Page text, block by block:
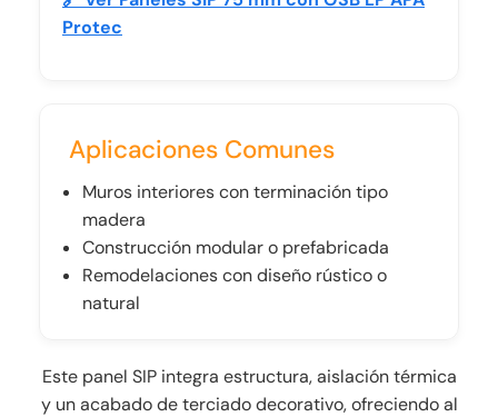
Protec
Aplicaciones Comunes
Muros interiores con terminación tipo
madera
Construcción modular o prefabricada
Remodelaciones con diseño rústico o
natural
Este panel SIP integra estructura, aislación térmica
y un acabado de terciado decorativo, ofreciendo al